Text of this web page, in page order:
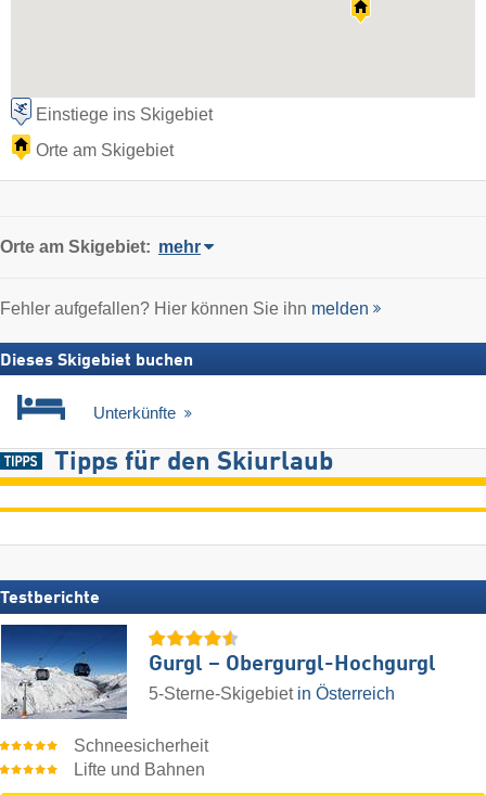
Einstiege ins Skigebiet
Orte am Skigebiet
Orte am Skigebiet: mehr
Fehler aufgefallen? Hier können Sie ihn melden
Dieses Skigebiet buchen
Unterkünfte
Tipps für den Skiurlaub
Testberichte
Gurgl – Obergurgl-Hochgurgl
5-Sterne-Skigebiet in Österreich
Schneesicherheit
Lifte und Bahnen